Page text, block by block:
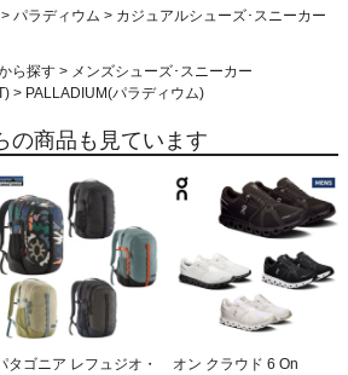
パラディウム
カジュアルシューズ･スニーカー
ら探す
メンズシューズ･スニーカー
PALLADIUM(パラディウム)
の商品も見ています
タゴニア レフュジオ・
オン クラウド 6 On